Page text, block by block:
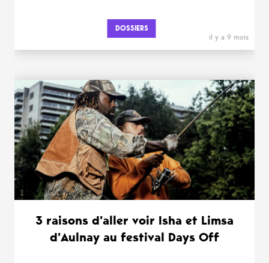
DOSSIERS
il y a 9 mois
3 raisons d’aller voir Isha et Limsa
d’Aulnay au festival Days Off